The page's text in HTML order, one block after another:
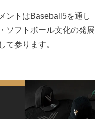
ントはBaseball5を通し
ソフトボール文化の発展
て参ります。